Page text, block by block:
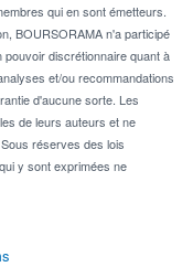
qui en sont émetteurs.
BOURSORAMA n'a participé
discrétionnaire quant à
et/ou recommandations
d'aucune sorte. Les
de leurs auteurs et ne
réserves des lois
y sont exprimées ne